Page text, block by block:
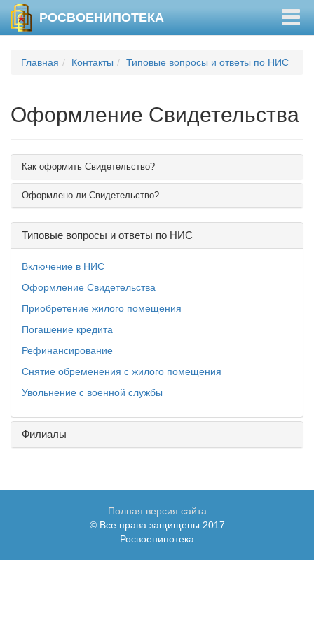
РОСВОЕНИПОТЕКА
Главная Контакты Типовые вопросы и ответы по НИС
Оформление Свидетельства
Как оформить Свидетельство?
Оформлено ли Свидетельство?
Типовые вопросы и ответы по НИС
Включение в НИС
Оформление Свидетельства
Приобретение жилого помещения
Погашение кредита
Рефинансирование
Снятие обременения с жилого помещения
Увольнение с военной службы
Филиалы
Полная версия сайта
© Все права защищены 2017
Росвоенипотека